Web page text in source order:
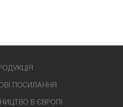
ПОСИЛАННЯ
В ЄВРОПІ